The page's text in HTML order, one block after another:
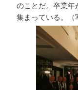
のことだ。卒業
集まっている。（